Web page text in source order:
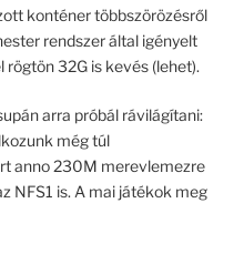
konténer többszörözésről
rendszer által igényelt
rögtön 32G is kevés (lehet).
arra próbál rávilágítani:
még túl
anno 230M merevlemezre
NFS1 is. A mai játékok meg